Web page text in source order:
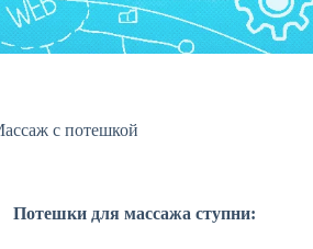
с потешкой
Потешки для массажа ступни: